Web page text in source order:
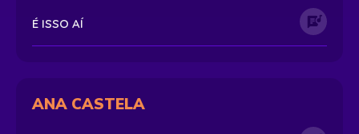
É ISSO AÍ
ANA CASTELA